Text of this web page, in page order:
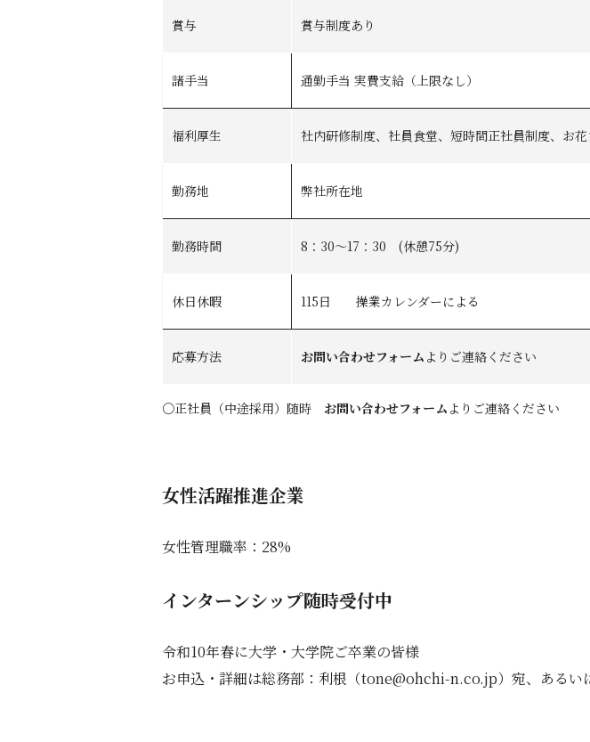
賞与 賞与制度あり
諸手当 通勤手当 実費支給（上限なし）
福利厚生 社内研修制度、社員食堂、短時間正社員制度、お
勤務地 弊社所在地
勤務時間 8：30〜17：30 (休憩75分)
休日休暇 115日 操業カレンダーによる
応募方法 お問い合わせフォーム よりご連絡ください
〇正社員（中途採用）随時 お問い合わせフォーム よりご連絡ください
女性活躍推進企業
女性管理職率：28%
インターンシップ随時受付中
令和10年春に大学・大学院ご卒業の皆様
お申込・詳細は総務部：利根（tone@ohchi-n.co.jp）宛、あるい